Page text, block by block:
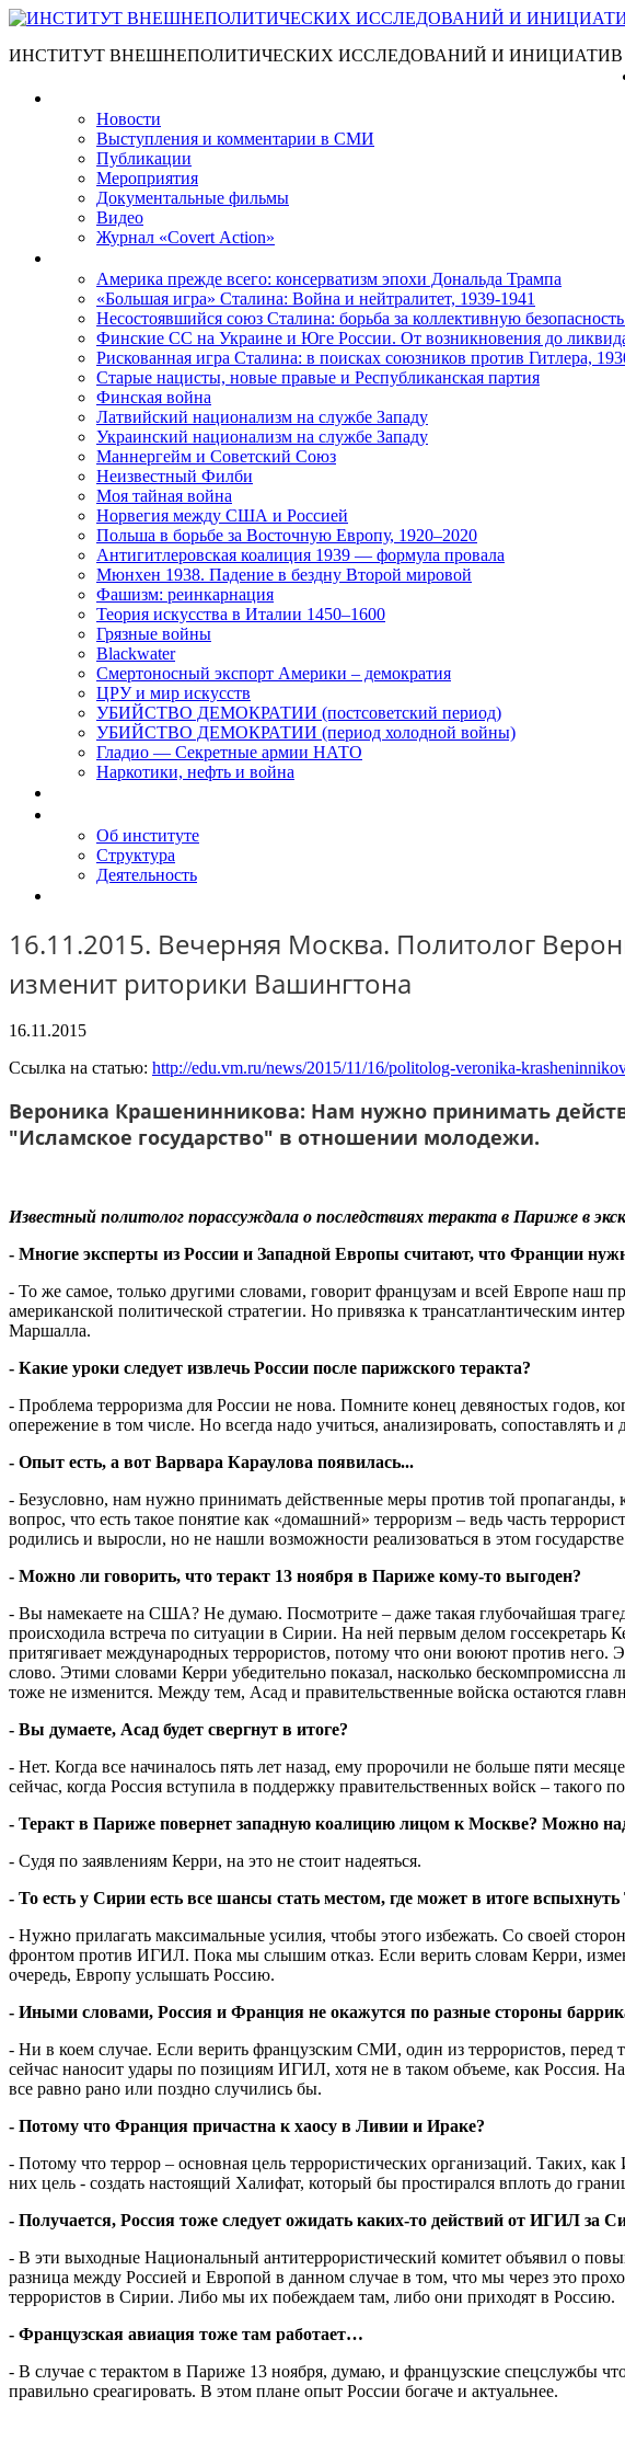
ИНСТИТУТ ВНЕШНЕПОЛИТИЧЕСКИХ ИССЛЕДОВАНИЙ И ИНИЦИАТИВ
Новости
Выступления и коммента­рии в СМИ
Публикации
Мероприятия
Документальные фильмы
Видео
Журнал «Covert Action»
Америка прежде всего: консерватизм эпохи Дональда Трампа
«Большая игра» Сталина: Война и нейтралитет, 1939-1941
Несостоявшийся союз Сталина: борьба за коллективную
Финские СС на Украине и Юге России. От возникновения до
Рискованная игра Сталина: в поисках союзников против Гитлера,
Старые нацисты, новые правые и Республиканская партия
Финская война
Латвийский национализм на службе Западу
Украинский национализм на службе Западу
Маннергейм и Советский Союз
Неизвестный Филби
Моя тайная война
Норвегия между США и Россией
Польша в борьбе за Восточную Европу, 1920–2020
Антигитлеровская коалиция 1939 — формула провала
Мюнхен 1938. Падение в бездну Второй мировой
Фашизм: реинкарнация
Теория искусства в Италии 1450–1600
Грязные войны
Blackwater
Смертоносный экспорт Америки – демократия
ЦРУ и мир искусств
УБИЙСТВО ДЕМОКРАТИИ (постсоветский период)
УБИЙСТВО ДЕМОКРАТИИ (период холодной войны)
Гладио — Секретные армии НАТО
Наркотики, нефть и война
Об институте
Структура
Деятельность
16.11.2015. Вечерняя Москва. Политолог
изменит риторики Вашингтона
16.11.2015
Ссылка на статью: http://edu.vm.ru/news/2015/11/16/politolog-veronika-
Вероника Крашенинникова: Нам нужно принимать
"Исламское государство" в отношении молодежи.
Известный политолог порассуждала о последствиях теракта в Париже в
- Многие эксперты из России и Западной Европы считают, что Франции
- То же самое, только другими словами, говорит французам и всей Европе наш
американской политической стратегии. Но привязка к трансатлантическим
Маршалла.
- Какие уроки следует извлечь России после парижского теракта?
- Проблема терроризма для России не нова. Помните конец девяностых годов,
опережение в том числе. Но всегда надо учиться, анализировать, сопоставлять и
- Опыт есть, а вот Варвара Караулова появилась...
- Безусловно, нам нужно принимать действенные меры против той
вопрос, что есть такое понятие как «домашний» терроризм – ведь часть
родились и выросли, но не нашли возможности реализоваться в этом
- Можно ли говорить, что теракт 13 ноября в Париже кому-то выгоден?
- Вы намекаете на США? Не думаю. Посмотрите – даже такая глубочайшая
происходила встреча по ситуации в Сирии. На ней первым делом госсекретарь
притягивает международных террористов, потому что они воюют против
слово. Этими словами Керри убедительно показал, насколько
тоже не изменится. Между тем, Асад и правительственные войска остаются
- Вы думаете, Асад будет свергнут в итоге?
- Нет. Когда все начиналось пять лет назад, ему пророчили не больше пяти
сейчас, когда Россия вступила в поддержку правительственных войск – такого
- Теракт в Париже повернет западную коалицию лицом к Москве? Можно
- Судя по заявлениям Керри, на это не стоит надеяться.
- То есть у Сирии есть все шансы стать местом, где может в итоге
- Нужно прилагать максимальные усилия, чтобы этого избежать. Со своей
фронтом против ИГИЛ. Пока мы слышим отказ. Если верить словам Керри,
очередь, Европу услышать Россию.
- Иными словами, Россия и Франция не окажутся по разные стороны
- Ни в коем случае. Если верить французским СМИ, один из террористов, перед
сейчас наносит удары по позициям ИГИЛ, хотя не в таком объеме, как Россия.
все равно рано или поздно случились бы.
- Потому что Франция причастна к хаосу в Ливии и Ираке?
- Потому что террор – основная цель террористических организаций. Таких,
них цель - создать настоящий Халифат, который бы простирался вплоть до
- Получается, Россия тоже следует ожидать каких-то действий от ИГИЛ за
- В эти выходные Национальный антитеррористический комитет объявил о
разница между Россией и Европой в данном случае в том, что мы через это
террористов в Сирии. Либо мы их побеждаем там, либо они приходят в Россию.
- Французская авиация тоже там работает…
- В случае с терактом в Париже 13 ноября, думаю, и французские спецслужбы
правильно среагировать. В этом плане опыт России богаче и актуальнее.